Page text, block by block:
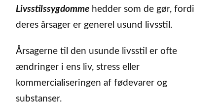
Livsstilssygdomme hedder som de gør, fordi
deres årsager er generel usund livsstil.
Årsagerne til den usunde livsstil er ofte
ændringer i ens liv, stress eller
kommercialiseringen af fødevarer og
substanser.